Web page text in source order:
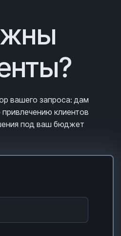
вашего запроса: дам
клиентов
под ваш бюджет